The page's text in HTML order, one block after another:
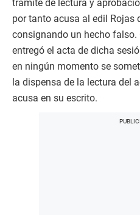
trámite de lectura y
por tanto acusa al edil Rojas
consignando un hecho falso.
entregó el acta de dicha
en ningún momento se
la dispensa de la lectura del
acusa en su escrito.